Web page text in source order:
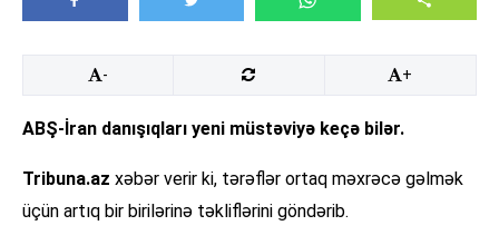
- +
ABŞ-İran danışıqları yeni müstəviyə keçə bilər.
Tribuna.az xəbər verir ki, tərəflər ortaq məxrəcə gəlmək
üçün artıq bir birilərinə təkliflərini göndərib.